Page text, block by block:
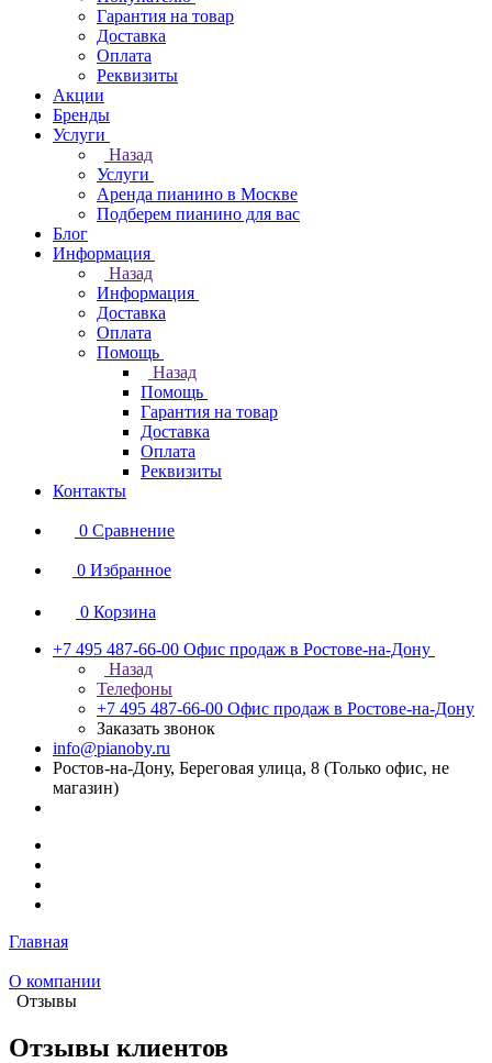
Гарантия на товар
Доставка
Оплата
Реквизиты
Акции
Бренды
Услуги
Назад
Услуги
Аренда пианино в Москве
Подберем пианино для вас
Блог
Информация
Назад
Информация
Доставка
Оплата
Помощь
Назад
Помощь
Гарантия на товар
Доставка
Оплата
Реквизиты
Контакты
0 Сравнение
0 Избранное
0 Корзина
+7 495 487-66-00 Офис продаж в Ростове-на-Дону
Назад
Телефоны
+7 495 487-66-00 Офис продаж в Ростове-на-Дону
Заказать звонок
info@pianoby.ru
Ростов-на-Дону, Береговая улица, 8 (Только офис, не
магазин)
Главная
О компании
Отзывы
Отзывы клиентов